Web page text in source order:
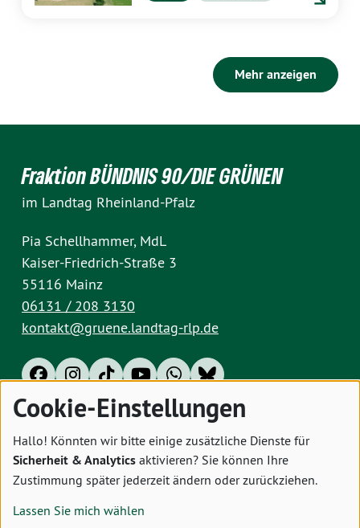
Mehr anzeigen
Fraktion BÜNDNIS 90/DIE GRÜNEN
im Landtag Rheinland-Pfalz
Pia Schellhammer, MdL
Kaiser-Friedrich-Straße 3
55116 Mainz
06131 / 208 3130
kontakt@gruene.landtag-rlp.de
Impressum Datenschutz Cookies
Cookie-Einstellungen
Hallo! Könnten wir bitte einige zusätzliche Dienste für
Sicherheit & Analytics aktivieren? Sie können Ihre
Zustimmung später jederzeit ändern oder zurückziehen.
Lassen Sie mich wählen